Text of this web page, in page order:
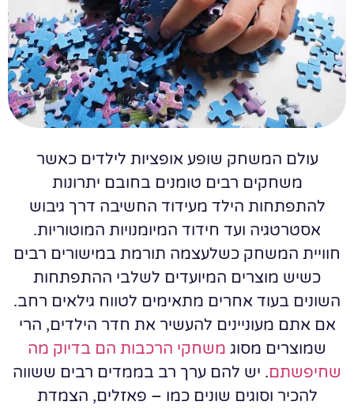
עולם המשחק שופע אופציות לילדים כאשר
משחקים רבים טומנים בחובם יתרונות
להתפתחות הילד מעידוד החשיבה דרך גיבוש
אסטרטגיה ועד חידוד המיומנויות המוטוריות.
חוויית המשחק כשלעצמה תורמת במישורים רבים
כשיש מוצרים המיועדים לשלבי ההתפתחות
השונים בעוד אחרים מתאימים לטווח גילאים רחב.
אם אתם מעוניינים להעשיר את חדר הילדים, הרי
שמוצרים מסוג משחקי הרכבות הם בדיוק מה
שחיפשתם. יש להם ערך רב בממדים רבים ששווה
להכיר וסוגים שונים כמו – פאזלים, הצמדת